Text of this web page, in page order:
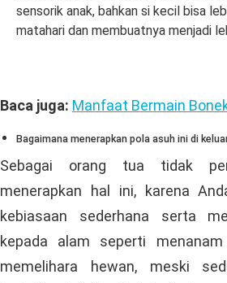
sensorik anak, bahkan si kecil bisa
matahari dan membuatnya menjadi
Baca juga: Manfaat Bermain
Bagaimana menerapkan pola asuh ini di
Sebagai orang tua tidak
menerapkan hal ini, karena
kebiasaan sederhana serta
kepada alam seperti
memelihara hewan, meski